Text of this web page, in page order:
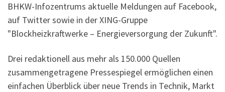
BHKW-Infozentrums aktuelle Meldungen auf Facebook,
auf Twitter sowie in der XING-Gruppe
"Blockheizkraftwerke – Energieversorgung der Zukunft".
Drei redaktionell aus mehr als 150.000 Quellen
zusammengetragene Pressespiegel ermöglichen einen
einfachen Überblick über neue Trends in Technik, Markt